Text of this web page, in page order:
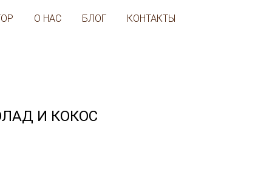
О НАС БЛОГ КОНТАКТЫ
И КОКОС